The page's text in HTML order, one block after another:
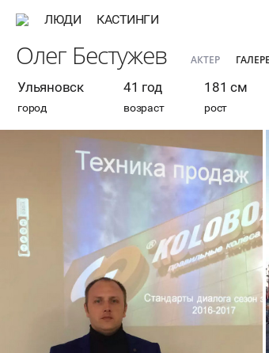
ЛЮДИ КАСТИНГИ
Олег Бестужев АКТЕР
Ульяновск
город
41 год
возраст
181 см
рост